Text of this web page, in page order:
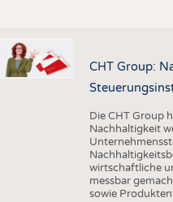
CHT Group:
Die CHT Group
Nachhaltigkeit
wirtschaftliche
messbar
sowie